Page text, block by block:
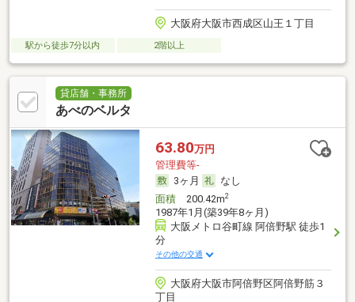
大阪府大阪市西成区山王１丁目
駅から徒歩7分以内 2階以上
貸店舗・事務所
あべのベルタ
63.80万円
管理費等-
3ヶ月
なし
面積200.42m2
1987年1月(築39年8ヶ月)
大阪メトロ谷町線 阿倍野駅 徒歩1
分
その他の交通
大阪府大阪市阿倍野区阿倍野筋３
丁目